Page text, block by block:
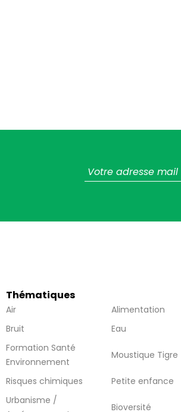
Thématiques
Air
Alimentation
Bruit
Eau
Formation Santé
Environnement
Moustique Tigre
Risques chimiques
Petite enfance
Urbanisme /
Bioversité